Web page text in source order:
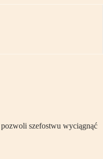
szefostwu wyciągnąć